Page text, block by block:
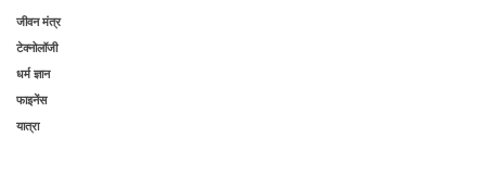
जीवन मंत्र
टेक्नोलॉजी
धर्म ज्ञान
फाइनेंस
यात्रा